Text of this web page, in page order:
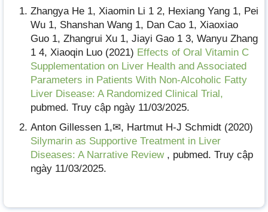
Zhangya He 1, Xiaomin Li 1 2, Hexiang Yang 1, Pei
Wu 1, Shanshan Wang 1, Dan Cao 1, Xiaoxiao
Guo 1, Zhangrui Xu 1, Jiayi Gao 1 3, Wanyu Zhang
1 4, Xiaoqin Luo (2021) Effects of Oral Vitamin C
Supplementation on Liver Health and Associated
Parameters in Patients With Non-Alcoholic Fatty
Liver Disease: A Randomized Clinical Trial,
pubmed. Truy cập ngày 11/03/2025.
Anton Gillessen 1,✉, Hartmut H-J Schmidt (2020)
Silymarin as Supportive Treatment in Liver
Diseases: A Narrative Review , pubmed. Truy cập
ngày 11/03/2025.